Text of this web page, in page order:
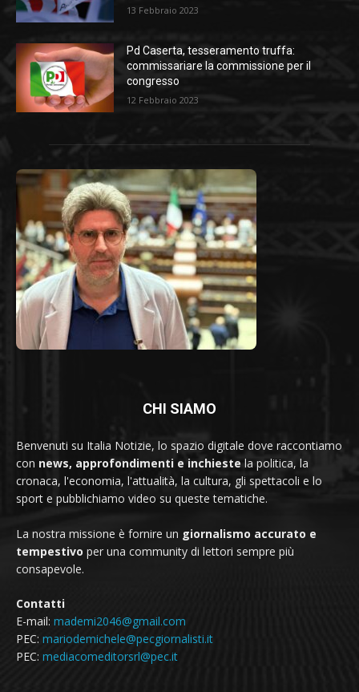
13 Febbraio 2023
Pd Caserta, tesseramento truffa:
commissariare la commissione per il
congresso
12 Febbraio 2023
CHI SIAMO
Benvenuti su Italia Notizie, lo spazio digitale dove raccontiamo
con news, approfondimenti e inchieste la politica, la
cronaca, l'economia, l'attualità, la cultura, gli spettacoli e lo
sport e pubblichiamo video su queste tematiche.
La nostra missione è fornire un giornalismo accurato e
tempestivo per una community di lettori sempre più
consapevole.
Contatti
E-mail: mademi2046@gmail.com
PEC: mariodemichele@pecgiornalisti.it
PEC: mediacomeditorsrl@pec.it